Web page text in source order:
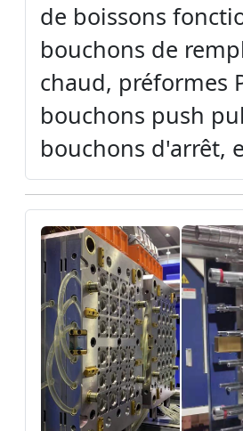
de boissons
bouchons de
chaud, préformes
bouchons push
bouchons d'arrêt,